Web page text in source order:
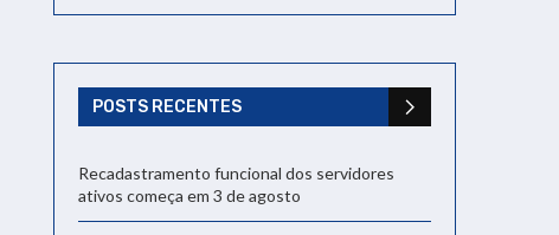
POSTS RECENTES
Recadastramento funcional dos servidores
ativos começa em 3 de agosto